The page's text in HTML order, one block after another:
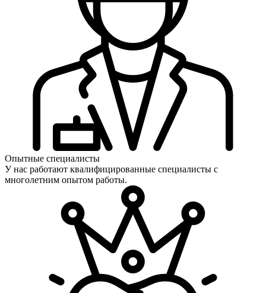
Опытные специалисты
У нас работают квалифицированные специалисты с
многолетним опытом работы.